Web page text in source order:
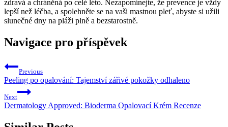
zdravá⁣ a chráněná po celé léto. Nezapomínejte, že⁤ prevence⁢ je vždy
lepší než léčba, a spolehněte se na vaši ​mastnou ‌pleť, ⁢abyste si⁣ užili
slunečné dny na pláži plně a bezstarostně.
Navigace pro příspěvek
Previous
Peeling po opalování: Tajemství zářivé pokožky odhaleno
Next
Dermatology Approved: Bioderma Opalovací Krém Recenze